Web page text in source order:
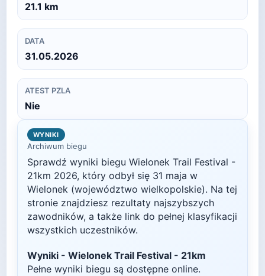
21.1 km
DATA
31.05.2026
ATEST PZLA
Nie
WYNIKI
Archiwum biegu
Sprawdź wyniki biegu Wielonek Trail Festival -
21km 2026, który odbył się 31 maja w
Wielonek (województwo wielkopolskie). Na tej
stronie znajdziesz rezultaty najszybszych
zawodników, a także link do pełnej klasyfikacji
wszystkich uczestników.
Wyniki - Wielonek Trail Festival - 21km
Pełne wyniki biegu są dostępne online.